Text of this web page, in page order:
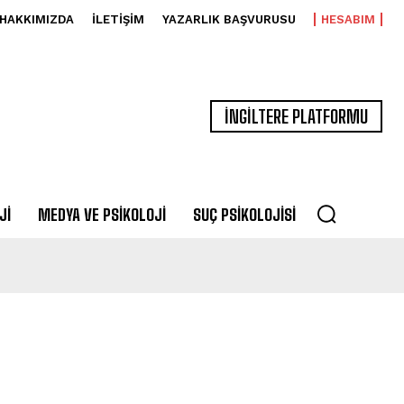
HAKKIMIZDA İLETIŞIM YAZARLIK BAŞVURUSU HESABIM
İNGİLTERE PLATFORMU
MEDYA VE PSIKOLOJI SUÇ PSIKOLOJISI